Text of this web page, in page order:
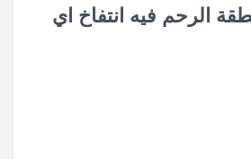
الرحم فيه انتفاخ اي